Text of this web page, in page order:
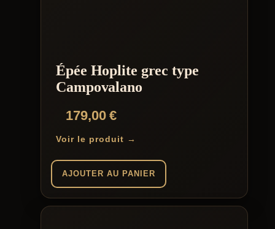
Épée Hoplite grec type
Campovalano
179,00€
Voir le produit →
AJOUTER AU PANIER